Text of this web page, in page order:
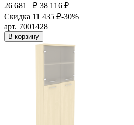
26 681
₽ 38 116 ₽
Скидка 11 435 ₽-30%
арт. 7001428
В корзину